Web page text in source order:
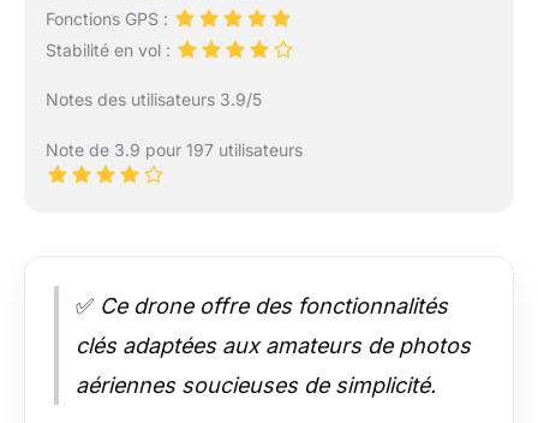
Fonctions GPS :
Stabilité en vol :
Notes des utilisateurs 3.9/5
Note de 3.9 pour 197 utilisateurs
✅ Ce drone offre des fonctionnalités
clés adaptées aux amateurs de photos
aériennes soucieuses de simplicité.